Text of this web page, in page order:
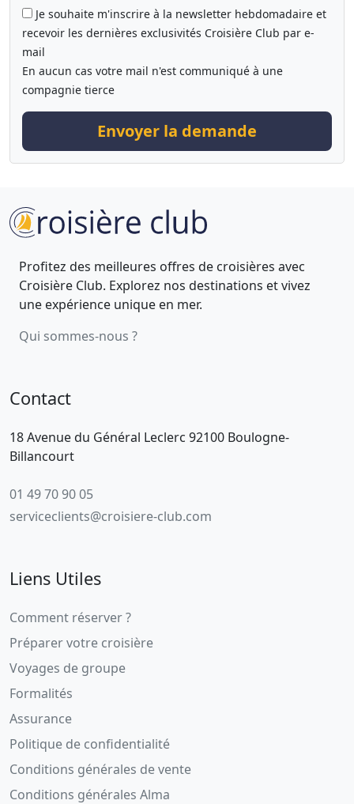
Je souhaite m'inscrire à la newsletter hebdomadaire et
recevoir les dernières exclusivités Croisière Club par e-
mail
En aucun cas votre mail n'est communiqué à une
compagnie tierce
Envoyer la demande
Profitez des meilleures offres de croisières avec
Croisière Club. Explorez nos destinations et vivez
une expérience unique en mer.
Qui sommes-nous ?
Contact
18 Avenue du Général Leclerc 92100 Boulogne-
Billancourt
01 49 70 90 05
serviceclients@croisiere-club.com
Liens Utiles
Comment réserver ?
Préparer votre croisière
Voyages de groupe
Formalités
Assurance
Politique de confidentialité
Conditions générales de vente
Conditions générales Alma